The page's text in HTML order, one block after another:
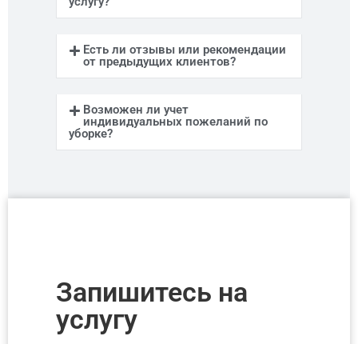
Есть ли отзывы или рекомендации
от предыдущих клиентов?
Возможен ли учет
индивидуальных пожеланий по
уборке?
Запишитесь на
услугу